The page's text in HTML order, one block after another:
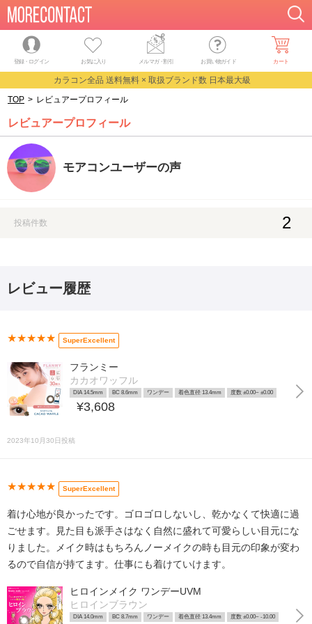
登録・ログイン お気に入り メルマガ・割引 お買い物ガイド カート
カラコン全品 送料無料 × 取扱ブランド数 日本最大級
TOP > レビュアープロフィール
レビュアープロフィール
モアコンユーザーの声
投稿件数 2
レビュー履歴
★★★★★ SuperExcellent
フランミー
カカオワッフル
DIA 14.5mm BC 8.6mm ワンデー 着色直径 13.4mm 度数 ±0.00~ ±0.00
¥3,608
2023年10月30日投稿
★★★★★ SuperExcellent
着け心地が良かったです。ゴロゴロしないし、乾かなくて快適に過
ごせます。見た目も派手さはなく自然に盛れて可愛らしい目元にな
りました。メイク時はもちろんノーメイクの時も目元の印象が変わ
るので自信が持てます。仕事にも着けていけます。
ヒロインメイク ワンデーUVM
ヒロインブラウン
DIA 14.0mm BC 8.7mm ワンデー 着色直径 13.4mm 度数 ±0.00~ -10.00